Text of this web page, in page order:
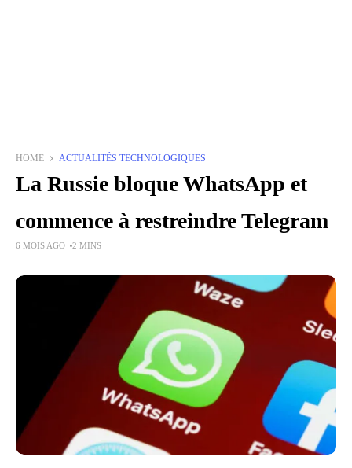
HOME ACTUALITÉS TECHNOLOGIQUES
La Russie bloque WhatsApp et
commence à restreindre Telegram
6 MOIS AGO 2 MINS